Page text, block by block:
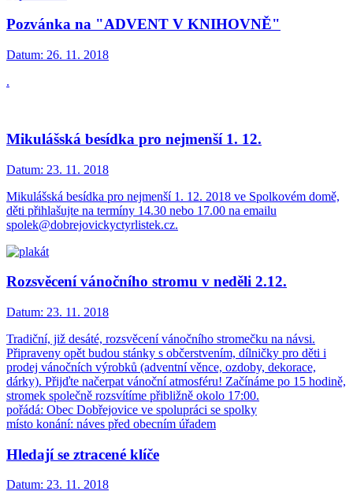
Pozvánka na "ADVENT V KNIHOVNĚ"
Datum: 26. 11. 2018
.
Mikulášská besídka pro nejmenší 1. 12.
Datum: 23. 11. 2018
Mikulášská besídka pro nejmenší 1. 12. 2018 ve Spolkovém domě,
děti přihlašujte na termíny 14.30 nebo 17.00 na emailu
spolek@dobrejovickyctyrlistek.cz.
Rozsvěcení vánočního stromu v neděli 2.12.
Datum: 23. 11. 2018
Tradiční, již desáté, rozsvěcení vánočního stromečku na návsi.
Připraveny opět budou stánky s občerstvením, dílničky pro děti i
prodej vánočních výrobků (adventní věnce, ozdoby, dekorace,
dárky). Přijďte načerpat vánoční atmosféru! Začínáme po 15 hodině,
stromek společně rozsvítíme přibližně okolo 17:00.
pořádá: Obec Dobřejovice ve spolupráci se spolky
místo konání: náves před obecním úřadem
Hledají se ztracené klíče
Datum: 23. 11. 2018